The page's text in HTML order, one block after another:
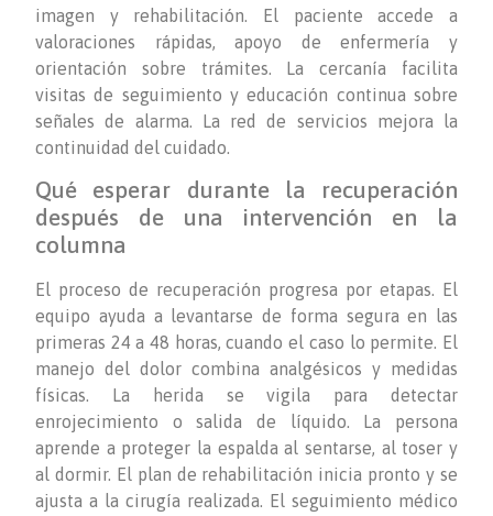
imagen y rehabilitación. El paciente accede a
valoraciones rápidas, apoyo de enfermería y
orientación sobre trámites. La cercanía facilita
visitas de seguimiento y educación continua sobre
señales de alarma. La red de servicios mejora la
continuidad del cuidado.
Qué esperar durante la recuperación
después de una intervención en la
columna
El proceso de recuperación progresa por etapas. El
equipo ayuda a levantarse de forma segura en las
primeras 24 a 48 horas, cuando el caso lo permite. El
manejo del dolor combina analgésicos y medidas
físicas. La herida se vigila para detectar
enrojecimiento o salida de líquido. La persona
aprende a proteger la espalda al sentarse, al toser y
al dormir. El plan de rehabilitación inicia pronto y se
ajusta a la cirugía realizada. El seguimiento médico